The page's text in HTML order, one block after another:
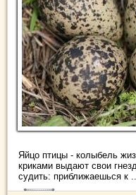
Яйцо птицы - колыбель
криками выдают свои
судить: приближаешься к